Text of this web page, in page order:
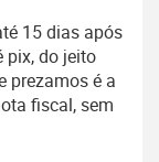
15 dias após
pix, do jeito
prezamos é a
fiscal, sem